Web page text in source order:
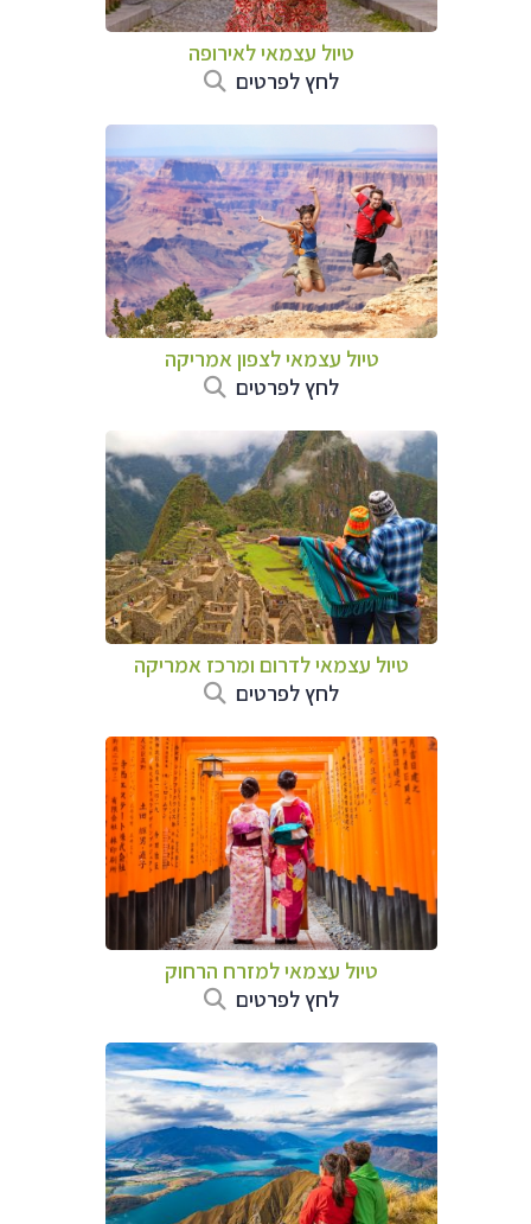
טיול עצמאי לאירופה
לחץ לפרטים
טיול עצמאי לצפון אמריקה
לחץ לפרטים
טיול עצמאי לדרום ומרכז אמריקה
לחץ לפרטים
טיול עצמאי למזרח הרחוק
לחץ לפרטים